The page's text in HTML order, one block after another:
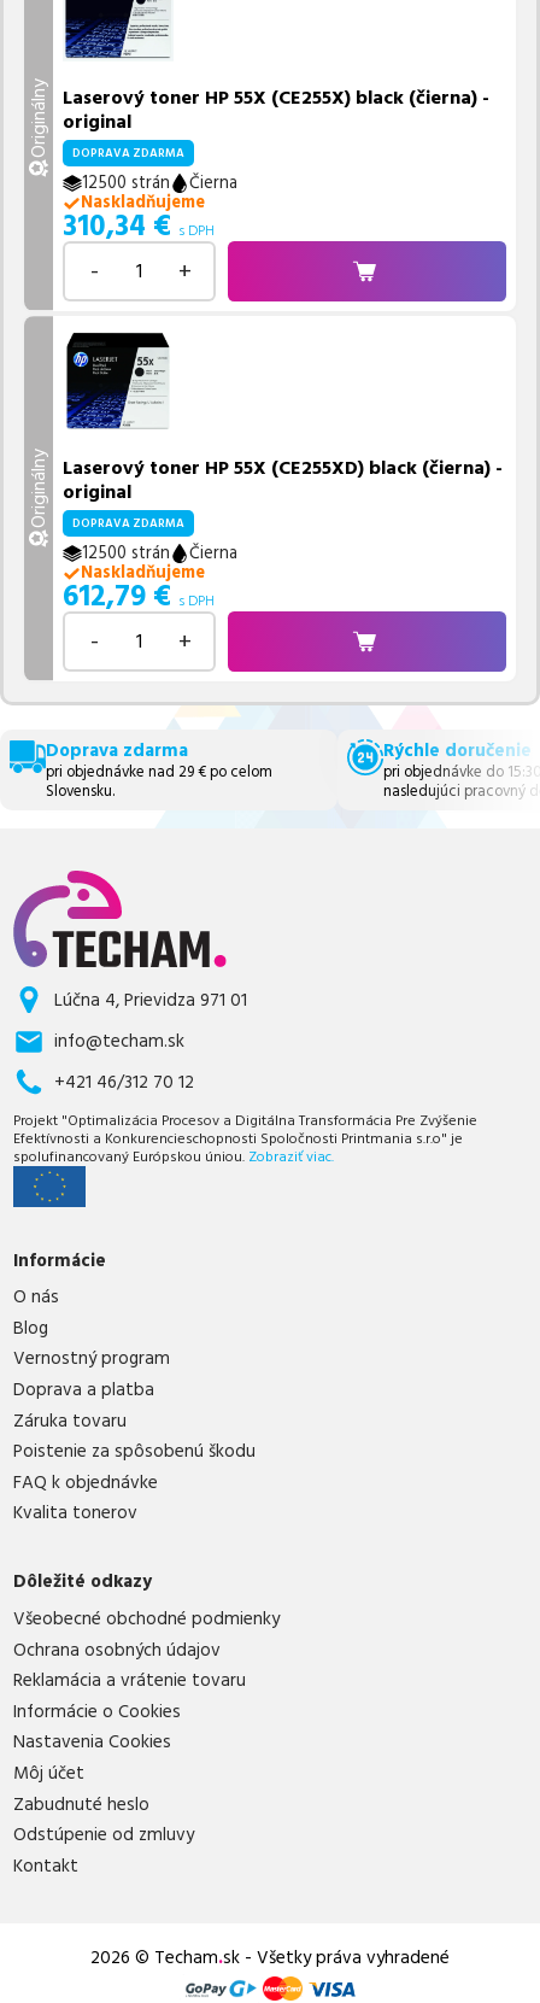
Originálny Laserový toner HP 55X (CE255X) black (čierna) -
original
DOPRAVA ZDARMA
12500 strán
Čierna
Naskladňujeme
310,34 € s DPH
- +
Originálny Laserový toner HP 55X (CE255XD) black (čierna) -
original
DOPRAVA ZDARMA
12500 strán
Čierna
Naskladňujeme
612,79 € s DPH
- +
Doprava zdarma
pri objednávke nad 29 € po celom
Slovensku.
Rýchle doručenie
pri objednávke do
nasledujúci pracovný
Lúčna 4, Prievidza 971 01
info@techam.sk
+421 46/312 70 12
Projekt "Optimalizácia Procesov a Digitálna Transformácia Pre Zvýšenie
Efektívnosti a Konkurencieschopnosti Spoločnosti Printmania s.r.o" je
spolufinancovaný Európskou úniou. Zobraziť viac.
Informácie
O nás
Blog
Vernostný program
Doprava a platba
Záruka tovaru
Poistenie za spôsobenú škodu
FAQ k objednávke
Kvalita tonerov
Dôležité odkazy
Všeobecné obchodné podmienky
Ochrana osobných údajov
Reklamácia a vrátenie tovaru
Informácie o Cookies
Nastavenia Cookies
Môj účet
Zabudnuté heslo
Odstúpenie od zmluvy
Kontakt
2026 © Techam.sk - Všetky práva vyhradené